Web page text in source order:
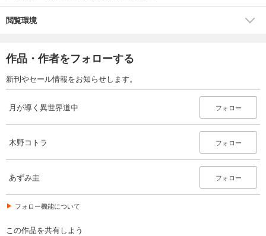
閲覧環境
作品・作者をフォローする
新刊やセール情報をお知らせします。
月が導く異世界道中 フォロー
木野コトラ フォロー
あずみ圭 フォロー
フォロー機能について
この作品を共有しよう